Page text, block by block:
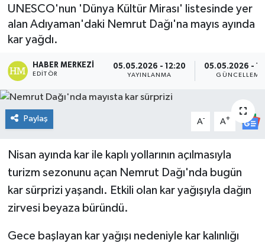
UNESCO'nun 'Dünya Kültür Mirası' listesinde yer
alan Adıyaman'daki Nemrut Dağı'na mayıs ayında
kar yağdı.
HABER MERKEZI
EDITÖR
05.05.2026 - 12:20
YAYINLANMA
05.05.2026 -
GÜNCELLEME
Paylaş A- A+
Nisan ayında kar ile kaplı yollarının açılmasıyla
turizm sezonunu açan Nemrut Dağı'nda bugün
kar sürprizi yaşandı. Etkili olan kar yağışıyla dağın
zirvesi beyaza büründü.
Gece başlayan kar yağışı nedeniyle kar kalınlığı
Yazarlar
Bölge
Ekonomi
Güncel
Gündem
İlim & İrfan
Süper Lig Puan Durumu ve Fikstür
Haber Arşivi